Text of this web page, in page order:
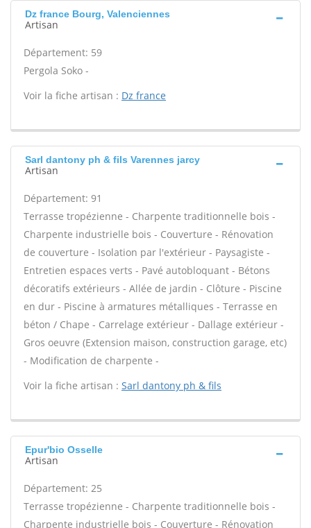
Dz france Bourg, Valenciennes
Artisan
Département: 59
Pergola Soko -
Voir la fiche artisan : Dz france
Sarl dantony ph & fils Varennes jarcy
Artisan
Département: 91
Terrasse tropézienne - Charpente traditionnelle bois -
Charpente industrielle bois - Couverture - Rénovation
de couverture - Isolation par l'extérieur - Paysagiste -
Entretien espaces verts - Pavé autobloquant - Bétons
décoratifs extérieurs - Allée de jardin - Clôture - Piscine
en dur - Piscine à armatures métalliques - Terrasse en
béton / Chape - Carrelage extérieur - Dallage extérieur -
Gros oeuvre (Extension maison, construction garage, etc)
- Modification de charpente -
Voir la fiche artisan : Sarl dantony ph & fils
Epur'bio Osselle
Artisan
Département: 25
Terrasse tropézienne - Charpente traditionnelle bois -
Charpente industrielle bois - Couverture - Rénovation